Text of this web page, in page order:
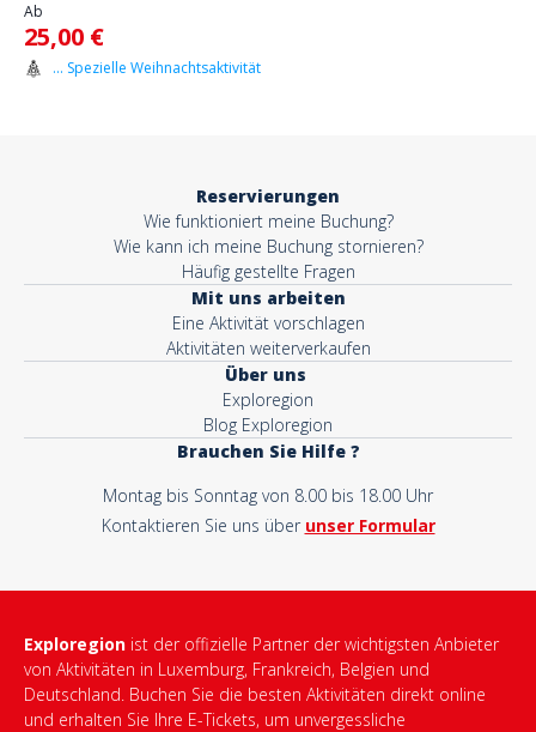
Ab
25,00 €
... Spezielle Weihnachtsaktivität
Reservierungen
Wie funktioniert meine Buchung?
Wie kann ich meine Buchung stornieren?
Häufig gestellte Fragen
Mit uns arbeiten
Eine Aktivität vorschlagen
Aktivitäten weiterverkaufen
Über uns
Exploregion
Blog Exploregion
Brauchen Sie Hilfe ?
Montag bis Sonntag von 8.00 bis 18.00 Uhr
Kontaktieren Sie uns über unser Formular
Exploregion ist der offizielle Partner der wichtigsten Anbieter
von Aktivitäten in Luxemburg, Frankreich, Belgien und
Deutschland. Buchen Sie die besten Aktivitäten direkt online
und erhalten Sie Ihre E-Tickets, um unvergessliche